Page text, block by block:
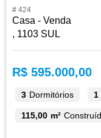
# 424
Casa - Venda
, 1103 SUL
R$ 595.000,00
3 Dormitórios 1
115,00 m²